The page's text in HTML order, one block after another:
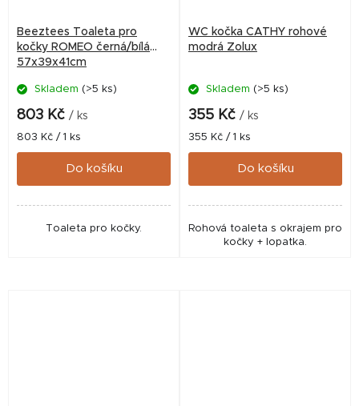
Beeztees Toaleta pro
kočky ROMEO černá/bílá
57x39x41cm
Skladem (>5 ks)
803 Kč / ks
Měrná
cena:
803 Kč / 1 ks
Do košíku
Toaleta pro kočky.
WC kočka CATHY rohové
modrá Zolux
Skladem (>5 ks)
355 Kč / ks
Měrná
cena:
355 Kč / 1 ks
Do košíku
Rohová toaleta s okrajem pro
kočky + lopatka.